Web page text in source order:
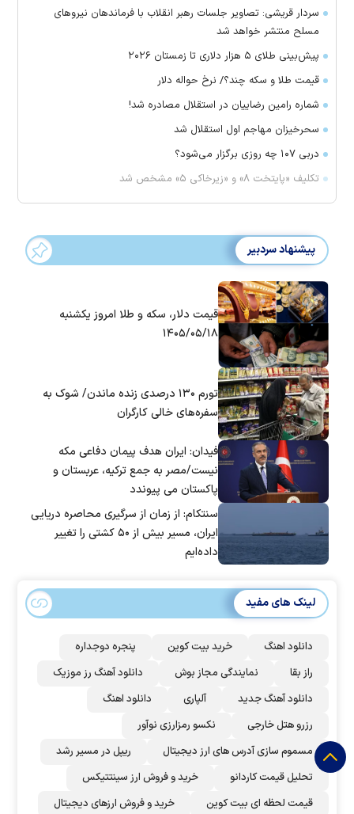
سردار قریشی: تصاویر جلسات رهبر انقلاب با فرماندهان نیرو‌های
مسلح منتشر خواهد شد
پیش‌بینی طلای ۵ هزار دلاری تا زمستان ۲۰۲۶
قیمت طلا و سکه چند؟/ نرخ حواله دلار
شماره رامین رضاییان در استقلال مصادره شد!
سحرخیزان مهاجم اول استقلال شد
دربی ۱۰۷ چه روزی برگزار می‌شود؟
تکلیف «پایتخت ۸» و «زیرخاکی ۵» مشخص شد
پیشنهاد سردبیر
قیمت دلار، سکه و طلا امروز یکشنبه
۱۴۰۵/۰۵/۱۸
تورم ۱۳۰ درصدی زنده ماندن/ شوک به
سفره‌های خالی کارگران
فیدان: ایران هدف پیمان دفاعی مکه
نیست/مصر به جمع ترکیه، عربستان و
پاکستان می پیوندد
سنتکام: از زمان از سرگیری محاصره دریایی
ایران، مسیر بیش از ۵۰ کشتی را تغییر
داده‌ایم
لینک های مفید
دانلود اهنگ خرید بیت کوین
پنجره دوجداره
راز بقا
نمایندگی مجاز بوش
دانلود آهنگ رز‌ موزیک
دانلود آهنگ جدید
آلپاری
دانلود اهنگ
رزرو هتل خارجی
نکسو رمزارزی نوآور
مسموم سازی آدرس های ارز دیجیتال
ریپل در مسیر رشد
تحلیل قیمت کاردانو
خرید و فروش ارز سینتتیکس
قیمت لحظه ای بیت کوین
خرید و فروش ارزهای دیجیتال